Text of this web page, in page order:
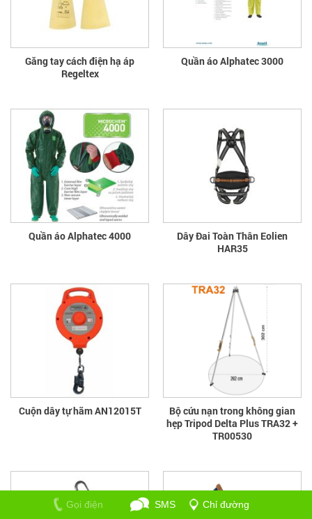
Găng tay cách điện hạ áp
Regeltex
Quần áo Alphatec 3000
Quần áo Alphatec 4000
Dây Đai Toàn Thân Eolien
HAR35
Cuộn dây tự hãm AN12015T
Bộ cứu nạn trong không gian
hẹp Tripod Delta Plus TRA32 +
TR00530
Gọi điện SMS Chỉ đường